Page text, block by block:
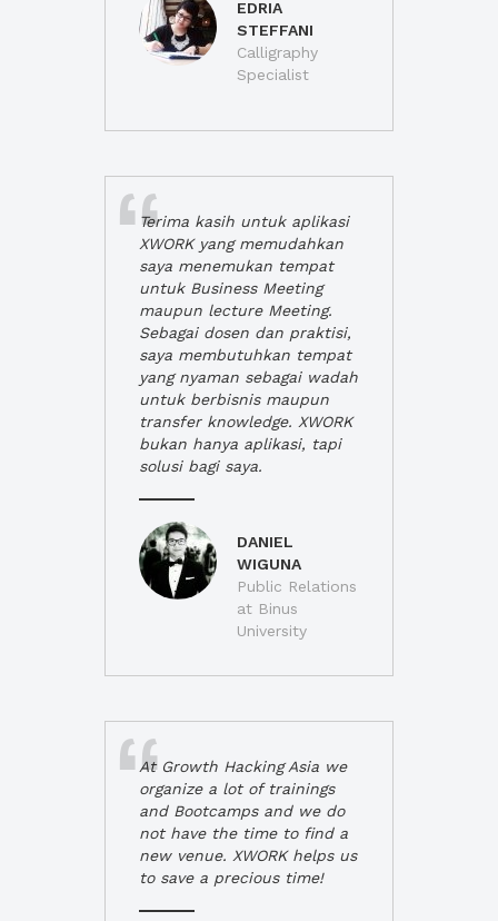
EDRIA
STEFFANI
Calligraphy
Specialist
Terima kasih untuk aplikasi
XWORK yang memudahkan
saya menemukan tempat
untuk Business Meeting
maupun lecture Meeting.
Sebagai dosen dan praktisi,
saya membutuhkan tempat
yang nyaman sebagai wadah
untuk berbisnis maupun
transfer knowledge. XWORK
bukan hanya aplikasi, tapi
solusi bagi saya.
DANIEL
WIGUNA
Public Relations
at Binus
University
At Growth Hacking Asia we
organize a lot of trainings
and Bootcamps and we do
not have the time to find a
new venue. XWORK helps us
to save a precious time!